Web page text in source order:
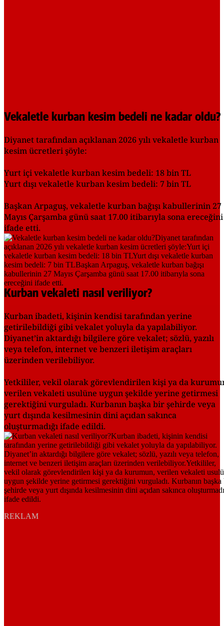
Vekaletle kurban kesim bedeli ne kadar oldu?
Diyanet tarafından açıklanan 2026 yılı vekaletle kurban
kesim ücretleri şöyle:
Yurt içi vekaletle kurban kesim bedeli: 18 bin TL
Yurt dışı vekaletle kurban kesim bedeli: 7 bin TL
Başkan Arpaguş, vekaletle kurban bağışı kabullerinin 27
Mayıs Çarşamba günü saat 17.00 itibarıyla sona ereceğini
ifade etti.
Kurban vekaleti nasıl veriliyor?
Kurban ibadeti, kişinin kendisi tarafından yerine
getirilebildiği gibi vekalet yoluyla da yapılabiliyor.
Diyanet’in aktardığı bilgilere göre vekalet; sözlü, yazılı
veya telefon, internet ve benzeri iletişim araçları
üzerinden verilebiliyor.
Yetkililer, vekil olarak görevlendirilen kişi ya da
verilen vekaleti usulüne uygun şekilde yerine getirmesi
gerektiğini vurguladı. Kurbanın başka bir şehirde veya
yurt dışında kesilmesinin dini açıdan sakınca
oluşturmadığı ifade edildi.
REKLAM